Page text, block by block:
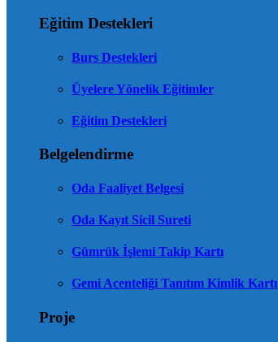
Eğitim Destekleri
Burs Destekleri
Üyelere Yönelik Eğitimler
Eğitim Destekleri
Belgelendirme
Oda Faaliyet Belgesi
Oda Kayıt Sicil Sureti
Gümrük İşlemi Takip Kartı
Gemi Acenteliği Tanıtım Kimlik Kartı
Proje